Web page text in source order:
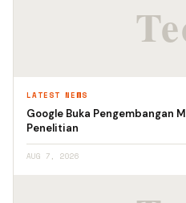
LATEST NEWS
Google Buka Pengembangan
Penelitian
AUG 7, 2026